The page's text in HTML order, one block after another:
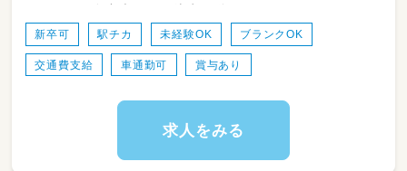
・体幹やバランス感覚を育む運動あそびや身体
を動かすプログラムの企画・実施
・作業療法士の視点を活かした支援計画の検討
・学校の宿題の見守りや学習プリントの準備・サ
る記録作成
新卒可 駅チカ 未経験OK ブランクOK
交通費支給 車通勤可 賞与あり
求人をみる